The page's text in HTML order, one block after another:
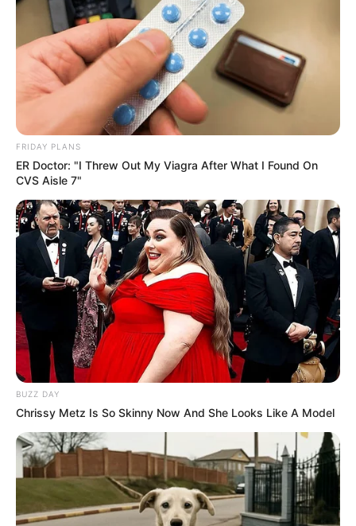
FRIDAY PLANS
ER Doctor: "I Threw Out My Viagra After What I Found On
CVS Aisle 7"
BUZZ DAY
Chrissy Metz Is So Skinny Now And She Looks Like A Model